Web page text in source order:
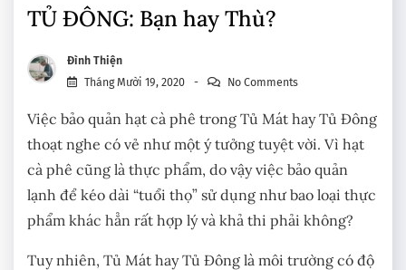
TỦ ĐÔNG: Bạn hay Thù?
Đình Thiện
Tháng Mười 19, 2020
No Comments
Việc bảo quản hạt cà phê trong Tủ Mát hay Tủ Đông
thoạt nghe có vẻ như một ý tưởng tuyệt vời. Vì hạt
cà phê cũng là thực phẩm, do vậy việc bảo quản
lạnh để kéo dài “tuổi thọ” sử dụng như bao loại thực
phẩm khác hẳn rất hợp lý và khả thi phải không?
Tuy nhiên, Tủ Mát hay Tủ Đông là môi trường có độ